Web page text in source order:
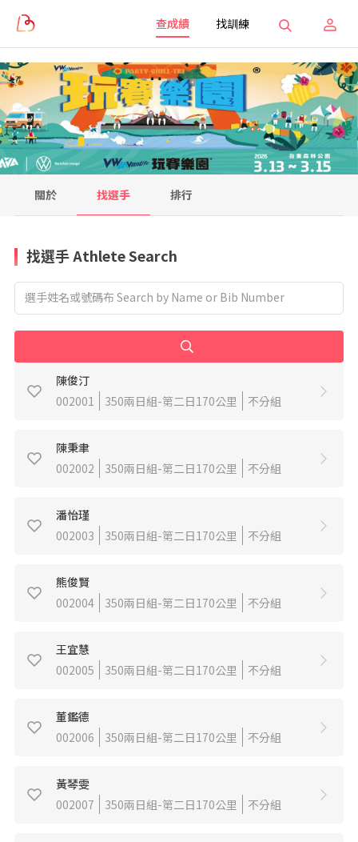
查成績 找訓練
關於 找選手 排行
找選手 Athlete Search
陳俊汀
002001
350兩日組-第二日170公里 不分組
陳秉聿
002002
350兩日組-第二日170公里 不分組
潘怡瑾
002003
350兩日組-第二日170公里 不分組
熊俊賢
002004
350兩日組-第二日170公里 不分組
王宜慧
002005
350兩日組-第二日170公里 不分組
董鑑德
002006
350兩日組-第二日170公里 不分組
黃琴雯
002007
350兩日組-第二日170公里 不分組